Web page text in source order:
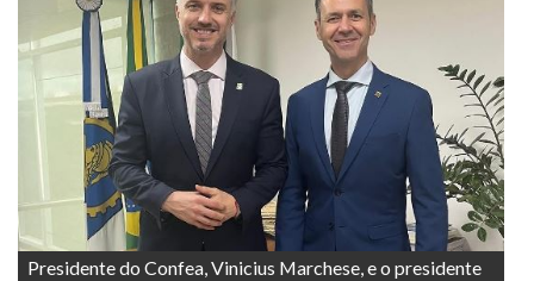
Presidente do Confea, Vinicius Marchese, e o presidente